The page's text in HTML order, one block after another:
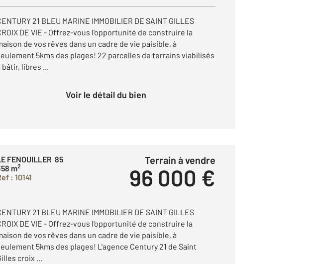
21 BLEU MARINE IMMOBILIER DE SAINT GILLES
DE VIE - Offrez-vous l'opportunité de construire la
de vos rêves dans un cadre de vie paisible, à
5kms des plages! 22 parcelles de terrains viabilisés
bâtir, libres ...
Voir le détail du bien
FENOUILLER 85
m2
: 10141
Terrain à vendre
96 000 €
21 BLEU MARINE IMMOBILIER DE SAINT GILLES
DE VIE - Offrez-vous l'opportunité de construire la
de vos rêves dans un cadre de vie paisible, à
5kms des plages! L'agence Century 21 de Saint
croix ...